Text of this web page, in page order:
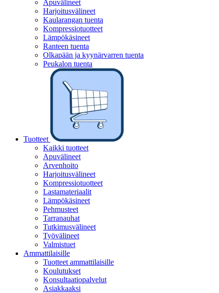
Apuvälineet
Harjoitusvälineet
Kaularangan tuenta
Kompressiotuotteet
Lämpökäsineet
Ranteen tuenta
Olkapään ja kyynärvarren tuenta
Peukalon tuenta
Tuotteet
Kaikki tuotteet
Apuvälineet
Arvenhoito
Harjoitusvälineet
Kompressiotuotteet
Lastamateriaalit
Lämpökäsineet
Pehmusteet
Tarranauhat
Tutkimusvälineet
Työvälineet
Valmistuet
Ammattilaisille
Tuotteet ammattilaisille
Koulutukset
Konsultaatiopalvelut
Asiakkaaksi